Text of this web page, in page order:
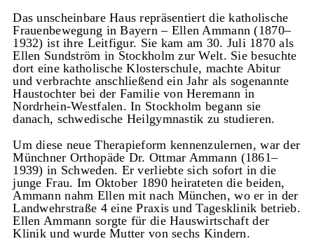
Das unscheinbare Haus repräsentiert die katholische
Frauenbewegung in Bayern – Ellen Ammann (1870–
1932) ist ihre Leitfigur. Sie kam am 30. Juli 1870 als
Ellen Sundström in Stockholm zur Welt. Sie besuchte
dort eine katholische Klosterschule, machte Abitur
und verbrachte anschließend ein Jahr als sogenannte
Haustochter bei der Familie von Heremann in
Nordrhein-Westfalen. In Stockholm begann sie
danach, schwedische Heilgymnastik zu studieren.
Um diese neue Therapieform kennenzulernen, war der
Münchner Orthopäde Dr. Ottmar Ammann (1861–
1939) in Schweden. Er verliebte sich sofort in die
junge Frau. Im Oktober 1890 heirateten die beiden,
Ammann nahm Ellen mit nach München, wo er in der
Landwehrstraße 4 eine Praxis und Tagesklinik betrieb.
Ellen Ammann sorgte für die Hauswirtschaft der
Klinik und wurde Mutter von sechs Kindern.